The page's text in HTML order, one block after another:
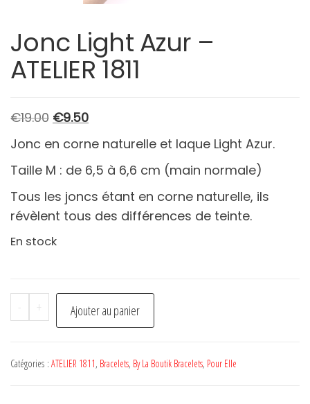
Jonc Light Azur –
ATELIER 1811
€19.00 Le
était :
€19.00.
€9.50Le
est :
€9.50.
Jonc en corne naturelle et laque Light Azur.
Taille M : de 6,5 à 6,6 cm (main normale)
Tous les joncs étant en corne naturelle, ils
révèlent tous des différences de teinte.
En stock
-
quantité
de
Light
+ Ajouter au panier
Catégories : ATELIER 1811, Bracelets, By La Boutik Bracelets, Pour Elle